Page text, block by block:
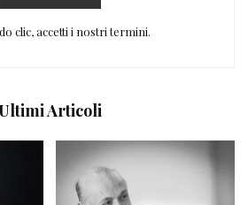
clic, accetti i nostri termini.
Articoli